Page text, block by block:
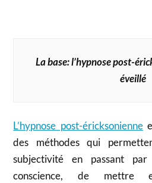
La base: l’hypnose post-
éveillé
L’hypnose post-éricksonienne
des méthodes qui
subjectivité en passant
conscience, de mettre